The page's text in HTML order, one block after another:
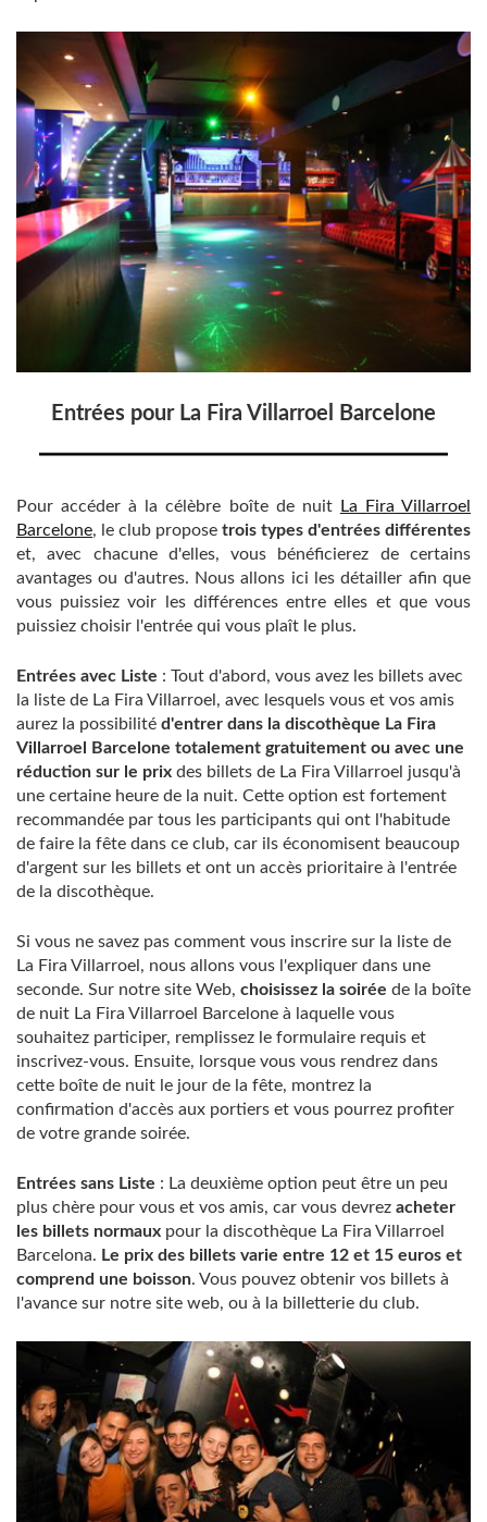
Entrées pour La Fira Villarroel Barcelone
Pour accéder à la célèbre boîte de nuit
La Fira Villarroel
Barcelone, le club propose trois types d'entrées différentes
et, avec chacune d'elles, vous bénéficierez de certains
avantages ou d'autres. Nous allons ici les détailler afin que
vous puissiez voir les différences entre elles et que vous
puissiez choisir l'entrée qui vous plaît le plus.
Entrées avec Liste : Tout d'abord, vous avez les billets avec
la liste de La Fira Villarroel, avec lesquels vous et vos amis
aurez la possibilité d'entrer dans la discothèque La Fira
Villarroel Barcelone totalement gratuitement ou avec une
réduction sur le prix des billets de La Fira Villarroel jusqu'à
une certaine heure de la nuit. Cette option est fortement
recommandée par tous les participants qui ont l'habitude
de faire la fête dans ce club, car ils économisent beaucoup
d'argent sur les billets et ont un accès prioritaire à l'entrée
de la discothèque.
Si vous ne savez pas comment vous inscrire sur la liste de
La Fira Villarroel, nous allons vous l'expliquer dans une
seconde. Sur notre site Web, choisissez la soirée de la boîte
de nuit La Fira Villarroel Barcelone à laquelle vous
souhaitez participer, remplissez le formulaire requis et
inscrivez-vous. Ensuite, lorsque vous vous rendrez dans
cette boîte de nuit le jour de la fête, montrez la
confirmation d'accès aux portiers et vous pourrez profiter
de votre grande soirée.
Entrées sans Liste : La deuxième option peut être un peu
plus chère pour vous et vos amis, car vous devrez acheter
les billets normaux pour la discothèque La Fira Villarroel
Barcelona. Le prix des billets varie entre 12 et 15 euros et
comprend une boisson. Vous pouvez obtenir vos billets à
l'avance sur notre site web, ou à la billetterie du club.